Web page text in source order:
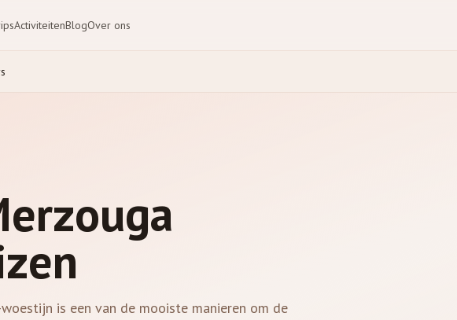
ActiviteitenBlogOver ons
is een van de mooiste manieren om de